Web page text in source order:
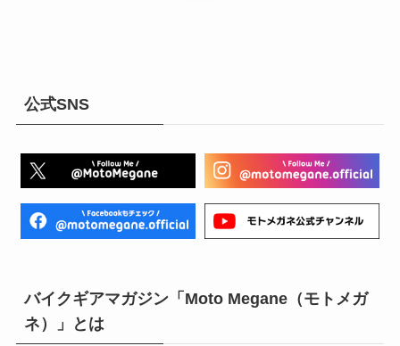
公式SNS
バイクギアマガジン「Moto Megane（モトメガ
ネ）」とは